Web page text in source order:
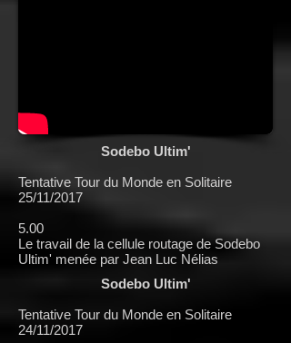
Sodebo Ultim'
Tentative Tour du Monde en Solitaire
25/11/2017
5.00
Le travail de la cellule routage de Sodebo
Ultim' menée par Jean Luc Nélias
Sodebo Ultim'
Tentative Tour du Monde en Solitaire
24/11/2017